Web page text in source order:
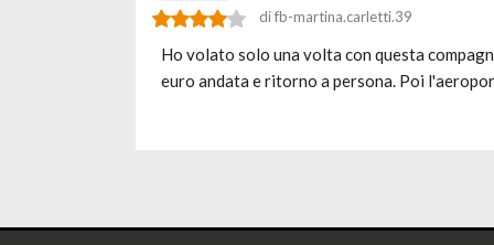
di fb-martina.carletti.39
Ho volato solo una volta con questa
euro andata e ritorno a persona. Poi